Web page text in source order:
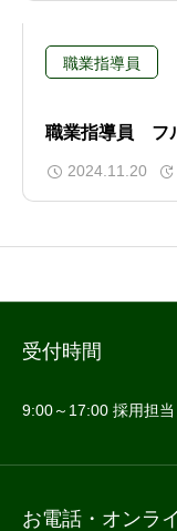
職業指導員
職業指導員 フ
2024.11.20
受付時間
9:00～17:00 採用担当
お電話・オンラ